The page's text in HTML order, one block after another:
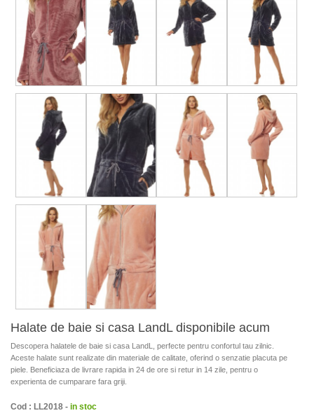
Halate de baie si casa LandL disponibile acum
Descopera halatele de baie si casa LandL, perfecte pentru confortul tau zilnic.
Aceste halate sunt realizate din materiale de calitate, oferind o senzatie placuta pe
piele. Beneficiaza de livrare rapida in 24 de ore si retur in 14 zile, pentru o
experienta de cumparare fara griji.
Cod : LL2018 - in stoc